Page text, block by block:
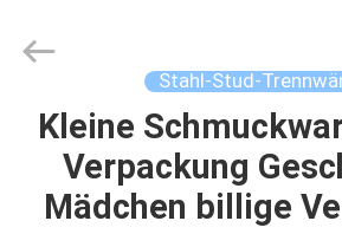
ZU
HAUSE
Rights
Stahl-Stud-
Kleine
Verpackung
Mädchen billige